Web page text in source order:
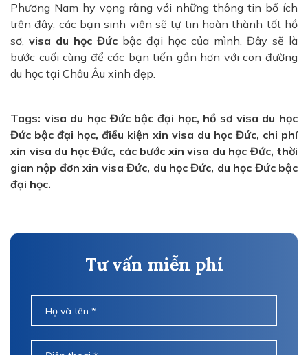
Phương Nam hy vọng rằng với những thông tin bổ ích
trên đây, các bạn sinh viên sẽ tự tin hoàn thành tốt hồ
sơ, visa du học Đức bậc đại học của mình. Đây sẽ là
bước cuối cùng để các bạn tiến gần hơn với con đường
du học tại Châu Âu xinh đẹp.
Tags: visa du học Đức bậc đại học, hồ sơ visa du học
Đức bậc đại học, điều kiện xin visa du học Đức, chi phí
xin visa du học Đức, các bước xin visa du học Đức, thời
gian nộp đơn xin visa Đức, du học Đức, du học Đức bậc
đại học.
Tư vấn miễn phí